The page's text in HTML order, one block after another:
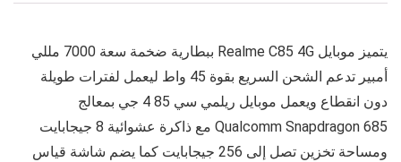
يتميز موبايل Realme C85 4G
ببطارية ضخمة سعة 7000 مللي
أمبير تدعم الشحن السريع بقوة 45 واط ليعمل لفترات طويلة
دون انقطاع ويعمل موبايل ريلمي سي 85 4 جي
بمعالج
Qualcomm Snapdragon 685 مع ذاكرة عشوائية 8 جيجابايت
ومساحة تخزين تصل إلى 256 جيجابايت كما يضم شاشة قياس